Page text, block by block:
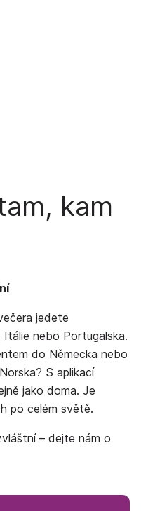
kam
jedete
Itálie nebo Portugalska.
do Německa nebo
S aplikací
jako doma. Je
po celém světě.
– dejte nám o